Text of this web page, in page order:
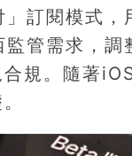
訂閱模式
管需求，
合規。隨著